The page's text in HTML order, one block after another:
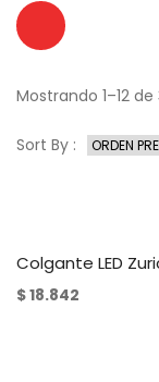
Mostrando 1–12
Sort By :
Colgante LED
$18.842